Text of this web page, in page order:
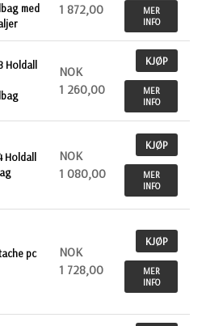
med
1 872,00
MER
INFO
Holdall
NOK
1 260,00
KJØP
MER
INFO
Holdall
NOK
1 080,00
KJØP
MER
INFO
pc
NOK
1 728,00
KJØP
MER
INFO